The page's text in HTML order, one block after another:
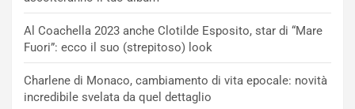
Al Coachella 2023 anche Clotilde Esposito, star di “Mare
Fuori”: ecco il suo (strepitoso) look
Charlene di Monaco, cambiamento di vita epocale: novità
incredibile svelata da quel dettaglio